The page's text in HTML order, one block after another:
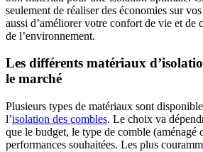
seulement de réaliser des économies sur
aussi d’améliorer votre confort de vie et de
de l’environnement.
Les différents matériaux
le marché
Plusieurs types de matériaux sont
l’isolation des combles. Le choix va
que le budget, le type de comble (aménagé
performances souhaitées. Les plus